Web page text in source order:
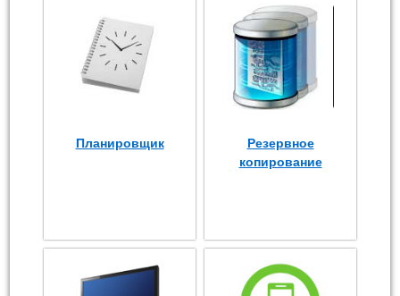
Планировщик
Резервное
копирование